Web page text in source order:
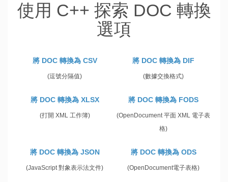
使用 C++ 探索 DOC 轉換
選項
將 DOC 轉換為 CSV
(逗號分隔值)
將 DOC 轉換為 DIF
(數據交換格式)
將 DOC 轉換為 XLSX
(打開 XML 工作簿)
將 DOC 轉換為 FODS
(OpenDocument 平面 XML 電子表
格)
將 DOC 轉換為 JSON
(JavaScript 對象表示法文件)
將 DOC 轉換為 ODS
(OpenDocument電子表格)